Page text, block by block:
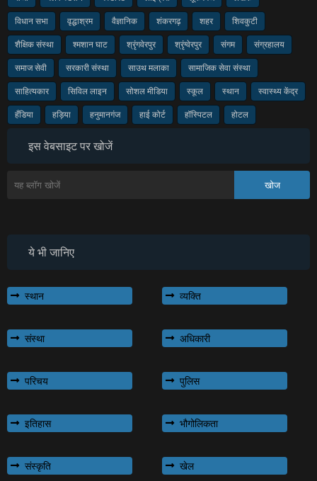
विधान सभा वृद्धाश्रम वैज्ञानिक शंकरगढ़ शहर शिवकुटी
शैक्षिक संस्था श्मशान घाट श्रृंगवेरपुर श्रृंग्वेरपुर संगम संग्रहालय
समाज सेवी सरकारी संस्था साउथ मलाका सामाजिक सेवा संस्था
साहित्यकार सिविल लाइन सोशल मीडिया स्कूल स्थान स्वास्थ्य केंद्र
हँडिया हड़िया हनुमानगंज हाई कोर्ट हॉस्पिटल होटल
इस वेबसाइट पर खोजें
ये भी जानिए
स्थान व्यक्ति
संस्था अधिकारी
परिचय पुलिस
इतिहास भौगोलिकता
संस्कृति खेल